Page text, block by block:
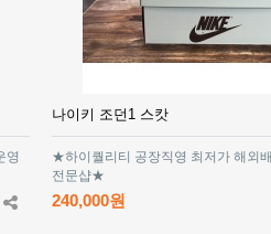
영
나이키 조던1 스캇
★하이퀄리티 공장직영 최저가 해외
전문샵★
240,000원